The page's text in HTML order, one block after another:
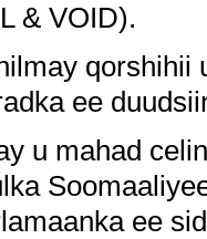
& VOID).
qorshihii
ee
u mahad
ee